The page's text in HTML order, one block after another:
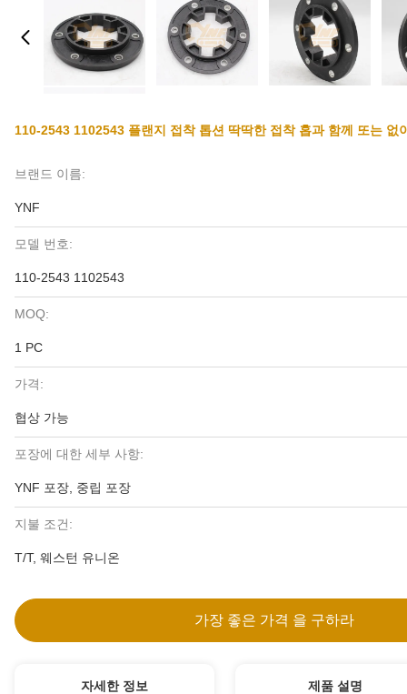
110-2543 1102543 플랜지 접착 톱션 딱딱한 접착 홉과 함께 또는
브랜드 이름:
YNF
모델 번호:
110-2543 1102543
MOQ:
1 PC
가격:
협상 가능
포장에 대한 세부 사항:
YNF 포장, 중립 포장
지불 조건:
T/T, 웨스턴 유니온
가장 좋은 가격 을 구하라
자세한 정보 제품 설명